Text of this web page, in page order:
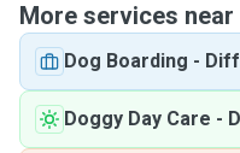
More services near
Dog Boarding -
Doggy Day Care -